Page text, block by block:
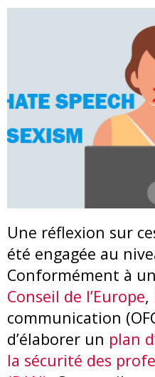
Une réflexion sur
été engagée au
Conformément à
Conseil de l’Europe,
communication
d’élaborer un plan
la sécurité des